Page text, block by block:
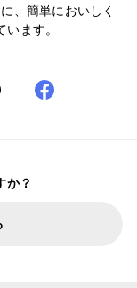
、簡単においしく
ます。
か？